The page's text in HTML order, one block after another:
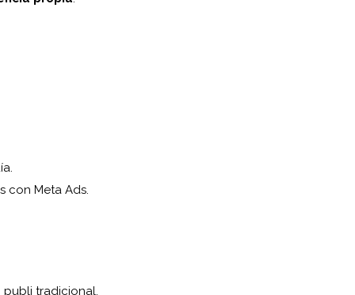
con Meta Ads.
tradicional.